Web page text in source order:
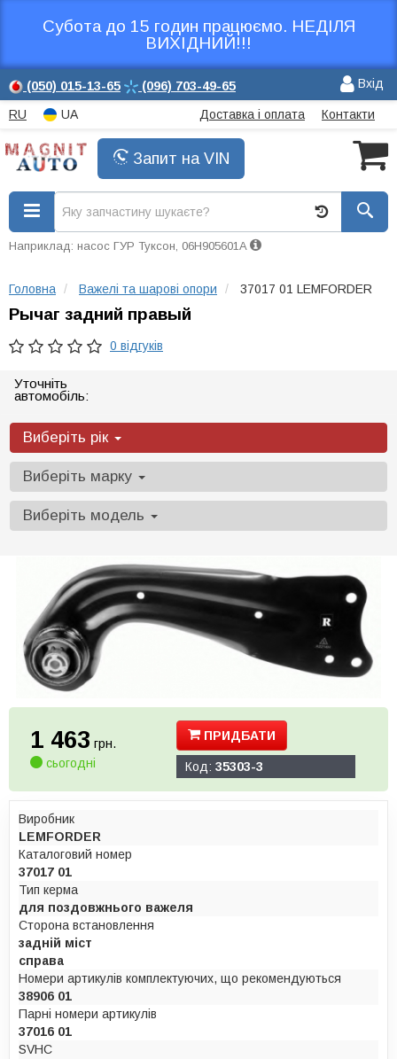
Субота до 15 годин працюємо. НЕДІЛЯ
ВИХІДНИЙ!!!
(050) 015-13-65 (096) 703-49-65 Вхід
RU UA Доставка і оплата Контакти
Запит на VIN
Наприклад: насос ГУР Туксон, 06H905601A
Головна Важелі та шарові опори 37017 01 LEMFORDER
Рычаг задний правый
0 відгуків
Уточніть
автомобіль:
Виберіть рік
Виберіть марку
Виберіть модель
1 463 грн.
сьогодні
ПРИДБАТИ
Код: 35303-3
Виробник
LEMFORDER
Каталоговий номер
37017 01
Тип керма
для поздовжнього важеля
Сторона встановлення
задній міст
справа
Номери артикулів комплектуючих, що рекомендуються
38906 01
Парні номери артикулів
37016 01
SVHC